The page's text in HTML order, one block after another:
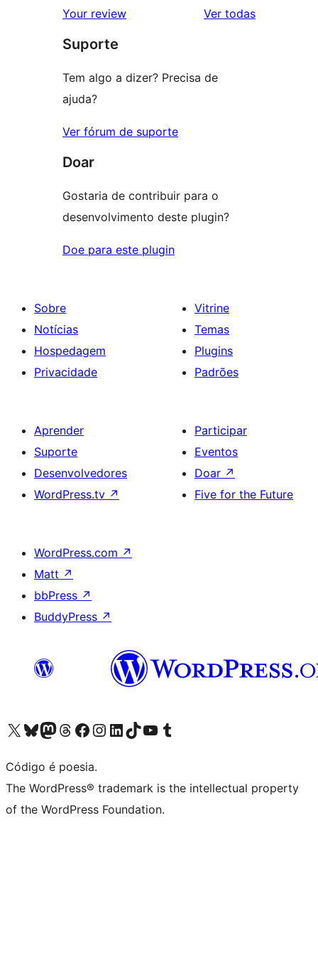
2
com
1
Your review Ver todasavaliações
Suporte
Tem algo a dizer? Precisa de
ajuda?
Ver fórum de suporte
Doar
Gostaria de contribuir para o
desenvolvimento deste plugin?
Doe para este plugin
Sobre
Notícias
Hospedagem
Privacidade
Vitrine
Temas
Plugins
Padrões
Aprender
Suporte
Desenvolvedores
WordPress.tv ↗
Participar
Eventos
Doar ↗
Five for the Future
WordPress.com ↗
Matt ↗
bbPress ↗
BuddyPress ↗
Acessar nossa conta do X (antigo Twitter)
Acessar nossa conta do Bluesky
Acessar nossa conta do Mastodon
Acessar nossa conta do Threads
Acessar nossa página do Facebook
Acessar nossa conta do Instagram
Acessar nossa conta do LinkedIn
Acessar nossa conta do TikTok
Acessar nosso canal do YouTube
Acessar nossa conta no Tumblr
Código é poesia.
The WordPress® trademark is the intellectual property
of the WordPress Foundation.